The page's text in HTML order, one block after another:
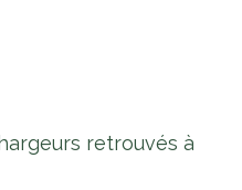
retrouvés à